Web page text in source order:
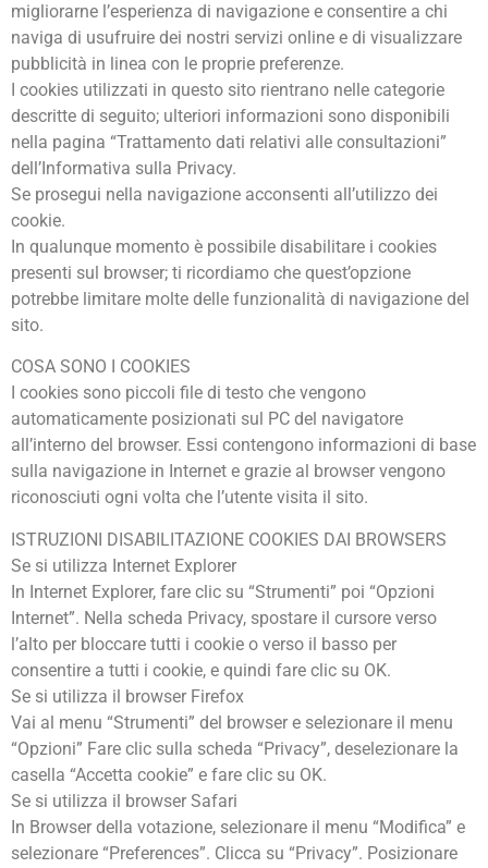
migliorarne l’esperienza di navigazione e consentire a chi
naviga di usufruire dei nostri servizi online e di visualizzare
pubblicità in linea con le proprie preferenze.
I cookies utilizzati in questo sito rientrano nelle categorie
descritte di seguito; ulteriori informazioni sono disponibili
nella pagina “Trattamento dati relativi alle consultazioni”
dell’Informativa sulla Privacy.
Se prosegui nella navigazione acconsenti all’utilizzo dei
cookie.
In qualunque momento è possibile disabilitare i cookies
presenti sul browser; ti ricordiamo che quest’opzione
potrebbe limitare molte delle funzionalità di navigazione del
sito.
COSA SONO I COOKIES
I cookies sono piccoli file di testo che vengono
automaticamente posizionati sul PC del navigatore
all’interno del browser. Essi contengono informazioni di base
sulla navigazione in Internet e grazie al browser vengono
riconosciuti ogni volta che l’utente visita il sito.
ISTRUZIONI DISABILITAZIONE COOKIES DAI BROWSERS
Se si utilizza Internet Explorer
In Internet Explorer, fare clic su “Strumenti” poi “Opzioni
Internet”. Nella scheda Privacy, spostare il cursore verso
l’alto per bloccare tutti i cookie o verso il basso per
consentire a tutti i cookie, e quindi fare clic su OK.
Se si utilizza il browser Firefox
Vai al menu “Strumenti” del browser e selezionare il menu
“Opzioni” Fare clic sulla scheda “Privacy”, deselezionare la
casella “Accetta cookie” e fare clic su OK.
Se si utilizza il browser Safari
In Browser della votazione, selezionare il menu “Modifica” e
selezionare “Preferences”. Clicca su “Privacy”. Posizionare